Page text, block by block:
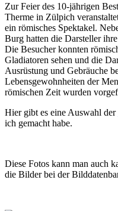
Zur Feier des 10-jährigen
Therme in Zülpich
ein römisches Spektakel.
Burg hatten die Darsteller
Die Besucher konnten
Gladiatoren sehen und die
Ausrüstung und Gebräuche
Lebensgewohnheiten der
römischen Zeit wurden
Hier gibt es eine Auswahl der
ich gemacht habe.
Diese Fotos kann man auch
die Bilder bei der